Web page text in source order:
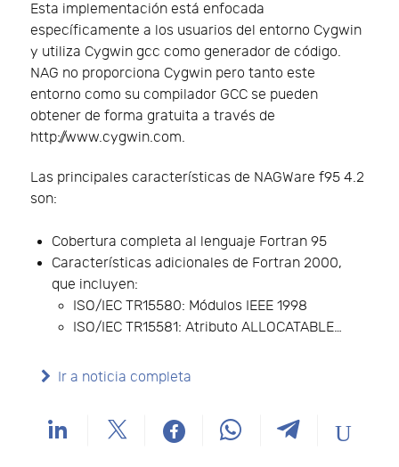
Esta implementación está enfocada
específicamente a los usuarios del entorno Cygwin
y utiliza Cygwin gcc como generador de código.
NAG no proporciona Cygwin pero tanto este
entorno como su compilador GCC se pueden
obtener de forma gratuita a través de
http://www.cygwin.com.
Las principales características de NAGWare f95 4.2
son:
Cobertura completa al lenguaje Fortran 95
Características adicionales de Fortran 2000,
que incluyen:
ISO/IEC TR15580: Módulos IEEE 1998
ISO/IEC TR15581: Atributo ALLOCATABLE…
Ir a noticia completa